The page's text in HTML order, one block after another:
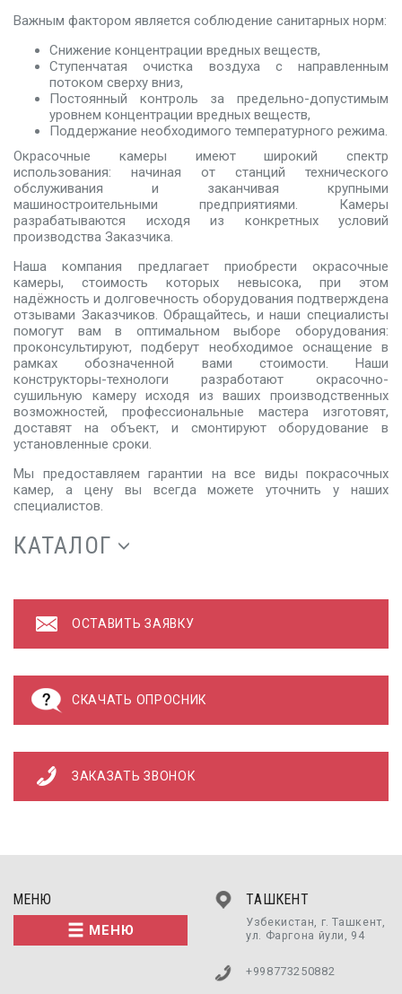
КАТАЛОГ
ОСТАВИТЬ ЗАЯВКУ
СКАЧАТЬ ОПРОСНИК
ЗАКАЗАТЬ ЗВОНОК
Важным фактором является соблюдение санитарных норм:
Снижение концентрации вредных веществ,
Ступенчатая очистка воздуха с направленным
потоком сверху вниз,
Постоянный контроль за предельно-допустимым
уровнем концентрации вредных веществ,
Поддержание необходимого температурного режима.
Окрасочные камеры имеют широкий спектр
использования: начиная от станций технического
обслуживания и заканчивая крупными
машиностроительными предприятиями. Камеры
разрабатываются исходя из конкретных условий
производства Заказчика.
Наша компания предлагает приобрести окрасочные
камеры, стоимость которых невысока, при этом
надёжность и долговечность оборудования подтверждена
отзывами Заказчиков. Обращайтесь, и наши специалисты
помогут вам в оптимальном выборе оборудования:
проконсультируют, подберут необходимое оснащение в
рамках обозначенной вами стоимости. Наши
конструкторы-технологи разработают окрасочно-
сушильную камеру исходя из ваших производственных
возможностей, профессиональные мастера изготовят,
доставят на объект, и смонтируют оборудование в
установленные сроки.
Мы предоставляем гарантии на все виды покрасочных
камер, а цену вы всегда можете уточнить у наших
специалистов.
МЕНЮ
МЕНЮ
ТАШКЕНТ
Узбекистан, г. Ташкент,
ул. Фаргона йули, 94
+998773250882